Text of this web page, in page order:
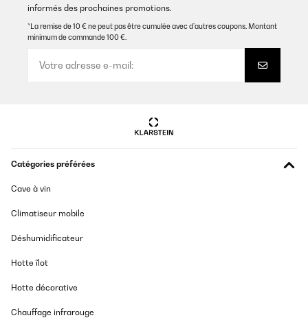
informés des prochaines promotions.
*La remise de 10 € ne peut pas être cumulée avec d’autres coupons. Montant
minimum de commande 100 €.
Catégories préférées
Cave à vin
Climatiseur mobile
Déshumidificateur
Hotte îlot
Hotte décorative
Chauffage infrarouge